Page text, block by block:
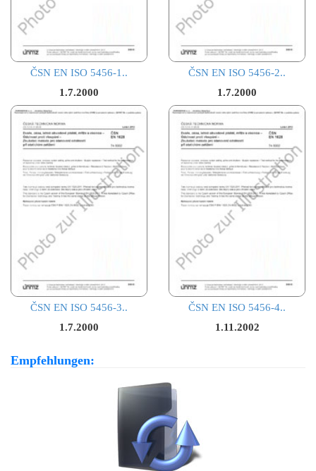
ČSN EN ISO 5456-1..
1.7.2000
ČSN EN ISO 5456-2..
1.7.2000
ČSN EN ISO 5456-3..
1.7.2000
ČSN EN ISO 5456-4..
1.11.2002
Empfehlungen: